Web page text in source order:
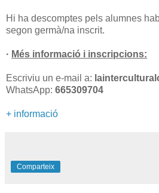
Hi ha descomptes pels alumnes
segon germà/na inscrit.
· Més informació i inscripcions:
Escriviu un e-mail a:
WhatsApp: 665309704
+ informació
Comparteix